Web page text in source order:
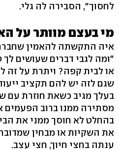
לחסוך", הסבירה לה גלי.
מי בעצם מוותר על
איה התקשתה להאמין
"ומה לגבי דברים שעושים לך
או לבית קפה? ויתרת על זה
שגם לזה יש להם תקציב
בעלך מגיב כשאת חוזרת עם
מסתירה ממנו ברוב הפעמים
בהחלט לא חוסך ממני את
את השקיות או מבחין
ענתה בחצי חיוך, חצי עצב.